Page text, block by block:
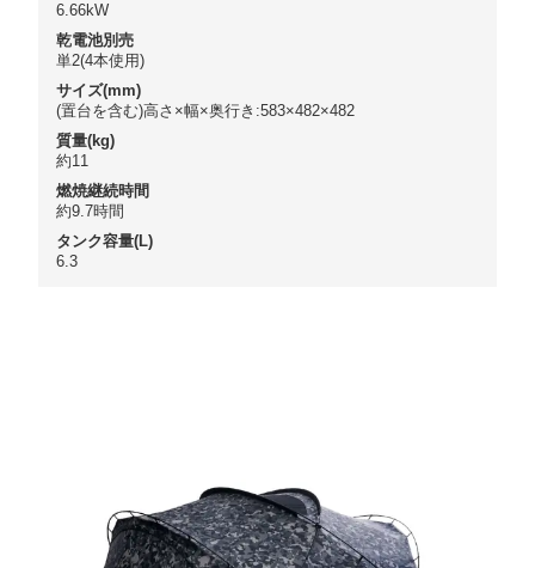
6.66kW
乾電池別売
単2(4本使用)
サイズ(mm)
(置台を含む)高さ×幅×奥行き:583×482×482
質量(kg)
約11
燃焼継続時間
約9.7時間
タンク容量(L)
6.3